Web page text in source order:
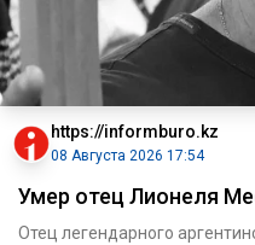
https://informburo.kz
08 Августа 2026 17:54
Умер отец Лионеля
Отец легендарного